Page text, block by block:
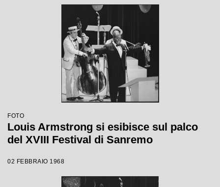
FOTO
Louis Armstrong si esibisce sul palco
del XVIII Festival di Sanremo
02 FEBBRAIO 1968